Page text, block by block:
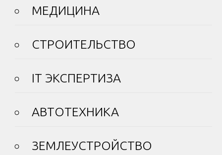
МЕДИЦИНА
СТРОИТЕЛЬСТВО
IT ЭКСПЕРТИЗА
АВТОТЕХНИКА
ЗЕМЛЕУСТРОЙСТВО